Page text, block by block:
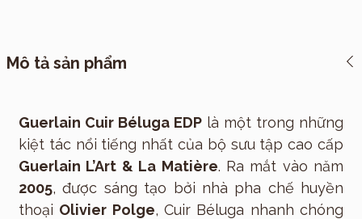
Mô tả sản phẩm
Guerlain Cuir Béluga EDP là một trong những
kiệt tác nổi tiếng nhất của bộ sưu tập cao cấp
Guerlain L’Art & La Matière. Ra mắt vào năm
2005, được sáng tạo bởi nhà pha chế huyền
thoại Olivier Polge, Cuir Béluga nhanh chóng